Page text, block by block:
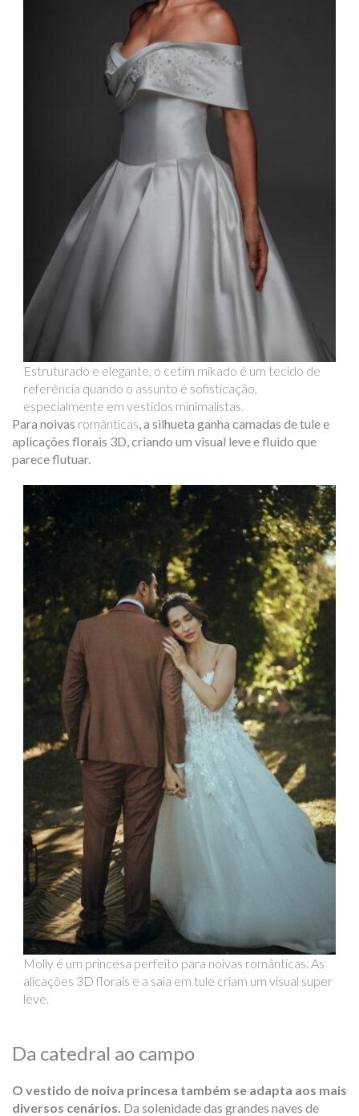
Estruturado e elegante, o cetim mikado é um tecido de
referência quando o assunto é sofisticação,
especialmente em vestidos minimalistas.
Para noivas românticas, a silhueta ganha camadas de tule e
aplicações florais 3D, criando um visual leve e fluido que
parece flutuar.
Molly é um princesa perfeito para noivas românticas. As
alicações 3D florais e a saia em tule criam um visual super
leve.
Da catedral ao campo
O vestido de noiva princesa também se adapta aos mais
diversos cenários. Da solenidade das grandes naves de